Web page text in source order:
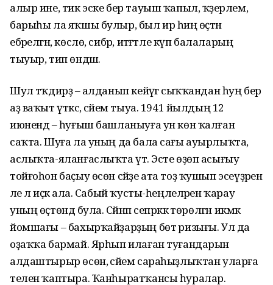
алыр ине, тик эске бер тауыш ҡапыл, ҡәҙерлем,
барыһы ла яҡшы булыр, был ир һиңә өҫтән
ебәрелгән, көслө, сибәр, итәғәтле күп балаларың
тыуыр, тип өндәшә.
Шул тәҡдирҙә – алданып кейәүгә сыҡҡандан һуң бер
аҙ ваҡыт үткәс, әсәйем тыуа. 1941 йылдың 12
июнендә – һуғыш башланыуға ун көн ҡалған
саҡта. Шуға ла уның да бала сағы ауырлыҡта,
аслыҡта-яланғаслыҡта үтә. Эсте өҙөп асығыу
тойғоһон баҫыу өсөн сәйҙе ата тоҙ ҡушып эсеүҙәрен
әле лә иҫкә ала. Сабый ҡусты-һеңлеләрен ҡарау
уның өҫтөндә була. Сәйнәп сепрәккә төрөлгән икмәк
йомшағы – бахырҡайҙарҙың бөтә ризығы. Ул да
оҙаҡҡа бармай. Ярһып илаған туғандарын
алдаштырыр өсөн, әсәйем сараһыҙлыҡтан уларға
телен ҡаптыра. Ҡанһыратҡансы һуралар.